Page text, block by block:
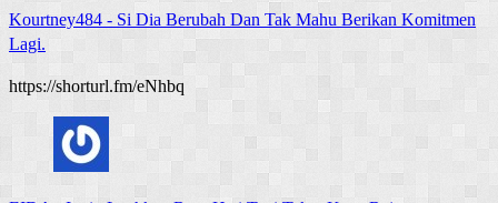
Kourtney484 - Si Dia Berubah Dan Tak Mahu Berikan Komitmen
Lagi.
https://shorturl.fm/eNhbq